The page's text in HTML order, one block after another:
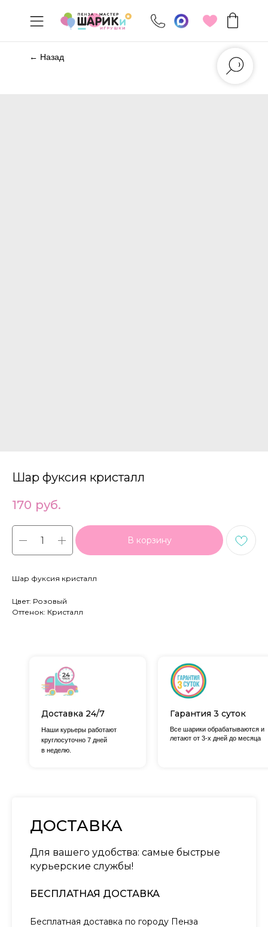
← Назад
Шар фуксия кристалл
170 руб.
В корзину
Шар фуксия кристалл
Цвет: Розовый
Оттенок: Кристалл
Доставка 24/7
Все шарики обрабатываются и
летают от 3-х дней до месяца
Наши курьеры работают
круглосуточно 7 дней
в неделю.
Гарантия 3 суток
ДОСТАВКА
Для вашего удобства: самые быстрые
курьерские службы!
БЕСПЛАТНАЯ ДОСТАВКА
Бесплатная доставка по городу Пенза